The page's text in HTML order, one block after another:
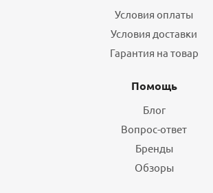
Условия оплаты
Условия доставки
Гарантия на товар
Помощь
Блог
Вопрос-ответ
Бренды
Обзоры